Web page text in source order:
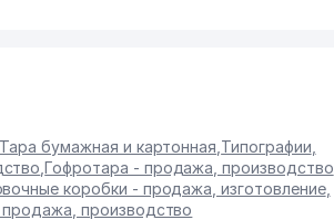
Тара бумажная и картонная Типографии
,Гофротара - продажа, производство
коробки - продажа, изготовление,
производство